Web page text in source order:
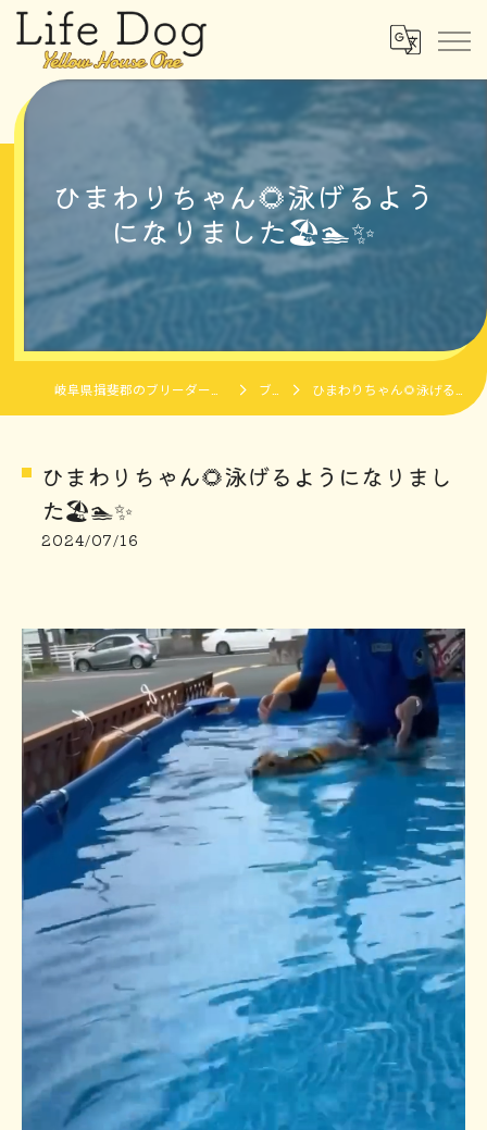
ひまわりちゃん🌻泳げるよう
になりました🏖️🏊✨
ブログ ひまわりちゃん🌻泳げるようになりました🏖️🏊✨
ひまわりちゃん🌻泳げるようになりまし
た🏖️🏊✨
2024/07/16